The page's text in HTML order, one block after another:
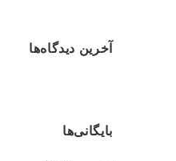
آخرین دیدگاه‌ها
بایگانی‌ها